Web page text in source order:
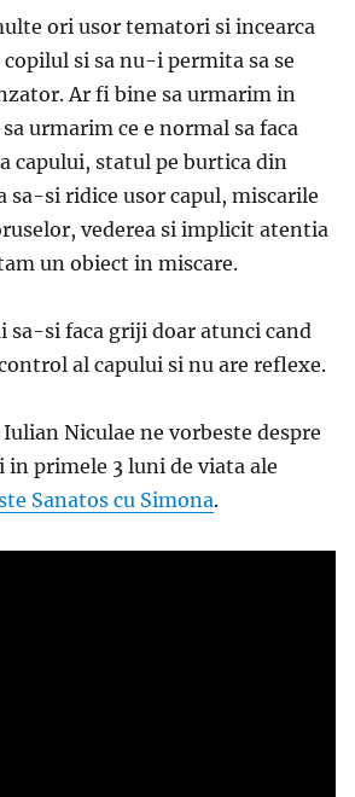
ori usor tematori si incearca
si sa nu-i permita sa se
Ar fi bine sa urmarim in
urmarim ce e normal sa faca
capului, statul pe burtica din
sa-si ridice usor capul, miscarile
vederea si implicit atentia
un obiect in miscare.
sa-si faca griji doar atunci cand
al capului si nu are reflexe.
Niculae ne vorbeste despre
primele 3 luni de viata ale
Sanatos cu Simona.